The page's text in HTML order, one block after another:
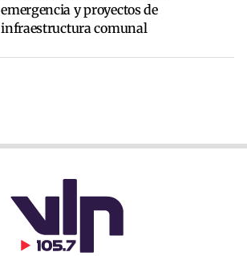
emergencia y proyectos de
infraestructura comunal